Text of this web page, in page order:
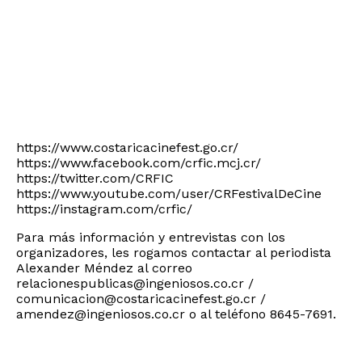
https://www.costaricacinefest.go.cr/
https://www.facebook.com/crfic.mcj.cr/
https://twitter.com/CRFIC
https://www.youtube.com/user/CRFestivalDeCine
https://instagram.com/crfic/
Para más información y entrevistas con los
organizadores, les rogamos contactar al periodista
Alexander Méndez al correo
relacionespublicas@ingeniosos.co.cr /
comunicacion@costaricacinefest.go.cr /
amendez@ingeniosos.co.cr o al teléfono 8645-7691.